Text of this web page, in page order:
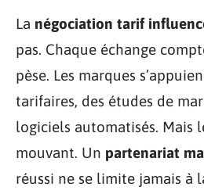
La négociation tarif
pas. Chaque échange
pèse. Les marques
tarifaires, des études de
logiciels automatisés. Mais
mouvant. Un partenariat
réussi ne se limite jamais à